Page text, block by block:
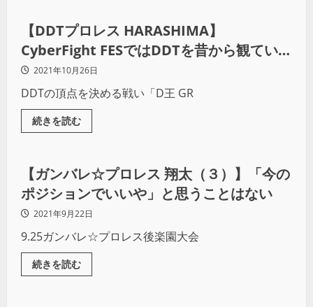
【DDTプロレス HARASHIMA】
CyberFight FESではDDTを昔から観ている
ファンの方にも届けたかった
2021年10月26日
DDTの頂点を決める戦い「D王 GR
続きを読む
プロレス
【ガンバレ☆プロレス 翔太（３）】「今の
ポジションでいいや」と思うことはない
2021年9月22日
9.25ガンバレ☆プロレス後楽園大会
続きを読む
プロレス